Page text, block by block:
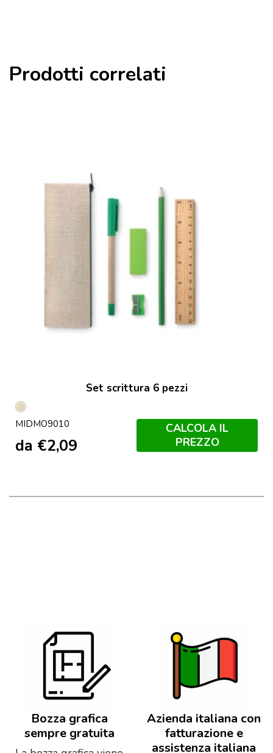
Prodotti correlati
Set scrittura 6 pezzi
Beige
MIDMO9010
da €2,09
CALCOLA IL
PREZZO
Bozza grafica
sempre gratuita
Azienda italiana con
fatturazione e
assistenza italiana